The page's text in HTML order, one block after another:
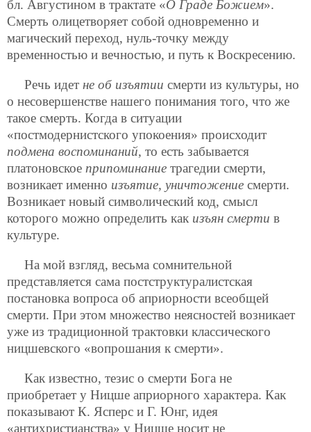
бл. Августином в трактате «О Граде Божием».
Смерть олицетворяет собой одновременно и
магический переход, нуль-точку между
временностью и вечностью, и путь к Воскресению.
Речь идет не об изъятии смерти из культуры, но
о несовершенстве нашего понимания того, что же
такое смерть. Когда в ситуации
«постмодернистского упокоения» происходит
подмена воспоминаний, то есть забывается
платоновское припоминание трагедии смерти,
возникает именно изъятие, уничтожение смерти.
Возникает новый символический код, смысл
которого можно определить как изъян смерти в
культуре.
На мой взгляд, весьма сомнительной
представляется сама постструктуралистская
постановка вопроса об априорности всеобщей
смерти. При этом множество неясностей возникает
уже из традиционной трактовки классического
ницшевского «вопрошания к смерти».
Как известно, тезис о смерти Бога не
приобретает у Ницше априорного характера. Как
показывают К. Ясперс и Г. Юнг, идея
«антихристианства» у Ницше носит не